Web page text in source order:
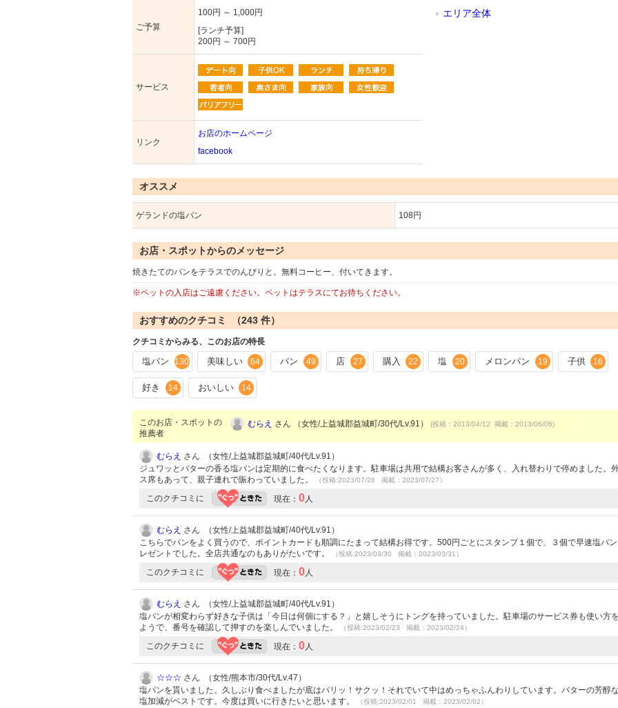
ご予算
100円 ～ 1,000円
[ランチ予算]
200円 ～ 700円
サービス
リンク
お店のホームページ
facebook
エリア全体
オススメ
ゲランドの塩パン 108円
お店・スポットからのメッセージ
焼きたてのパンをテラスでのんびりと。無料コーヒー、付いてきます。
※ペットの入店はご遠慮ください。ペットはテラスにてお待ちください。
おすすめのクチコミ （243 件）
クチコミからみる、このお店の特長
塩パン 130 美味しい 64 パン 49 店 27 購入 22 塩 20 メロンパン 19 子供 16
好き 14 おいしい 14
このお店・スポットの
推薦者
むらえ さん （女性/上益城郡益城町/30代/Lv.91） (投稿：2013/04/12 掲載：2013/06/06)
むらえ さん （女性/上益城郡益城町/40代/Lv.91）
ジュワッとバターの香る塩パンは定期的に食べたくなります。駐車場は共用で結構お客さんが多く、入れ替わりで停めました。
ス席もあって、親子連れで賑わっていました。
（投稿:2023/07/26 掲載：2023/07/27）
このクチコミに 現在： 0人
むらえ さん （女性/上益城郡益城町/40代/Lv.91）
こちらでパンをよく買うので、ポイントカードも順調にたまって結構お得です。500円ごとにスタンプ１個で、３個で早速塩パ
レゼントでした。全店共通なのもありがたいです。
（投稿:2023/03/30 掲載：2023/03/31）
このクチコミに 現在： 0人
むらえ さん （女性/上益城郡益城町/40代/Lv.91）
塩パンが相変わらず好きな子供は「今日は何個にする？」と嬉しそうにトングを持っていました。駐車場のサービス券も使い方
ようで、番号を確認して押すのを楽しんでいました。
（投稿:2023/02/23 掲載：2023/02/24）
このクチコミに 現在： 0人
☆☆☆ さん （女性/熊本市/30代/Lv.47）
塩パンを貰いました。久しぶり食べましたが底はパリッ！サクッ！それでいて中はめっちゃふんわりしています。バターの芳醇
塩加減がベストです。今度は買いに行きたいと思います。
（投稿:2023/02/01 掲載：2023/02/02）